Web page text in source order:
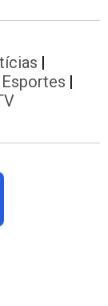
Esportes